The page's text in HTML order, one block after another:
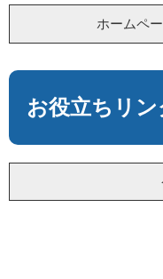
へ
ホームペ
文
お役立ちリン